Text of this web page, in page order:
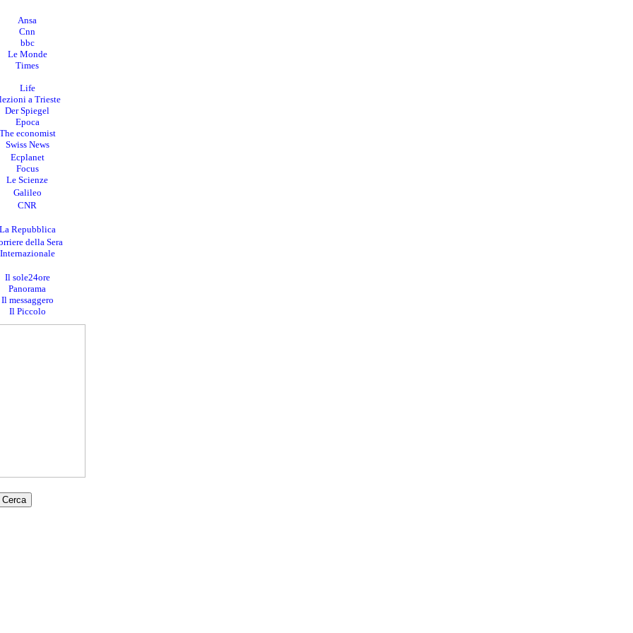
Ansa
Cnn
bbc
Le Monde
Times
Life
a Trieste
Der Spiegel
Epoca
economist
Swiss News
Ecplanet
Focus
Le Scienze
Galileo
CNR
Repubblica
della Sera
Internazionale
Il sole24ore
Panorama
Il messaggero
Il Piccolo